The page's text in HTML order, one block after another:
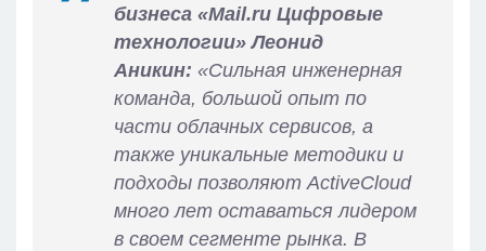
бизнеса «Mail.ru Цифровые
технологии» Леонид
Аникин: «Сильная инженерная
команда, большой опыт по
части облачных сервисов, а
также уникальные методики и
подходы позволяют ActiveCloud
много лет оставаться лидером
в своем сегменте рынка. В